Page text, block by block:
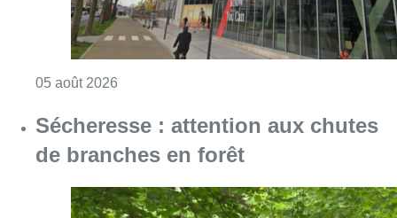
05 août 2026
Sécheresse : attention aux chutes
de branches en forêt